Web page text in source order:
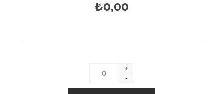
₺0,00
+
-